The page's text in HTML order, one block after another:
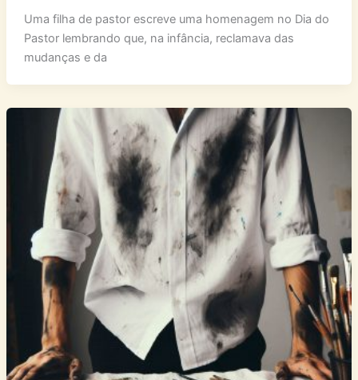
Uma filha de pastor escreve uma homenagem no Dia do
Pastor lembrando que, na infância, reclamava das
mudanças e da